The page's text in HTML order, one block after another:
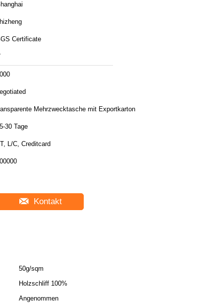
Certificate
Mehrzwecktasche mit Exportkarton
30 Tage
L/C, Creditcard
Kontakt
50g/sqm
Holzschliff 100%
Angenommen